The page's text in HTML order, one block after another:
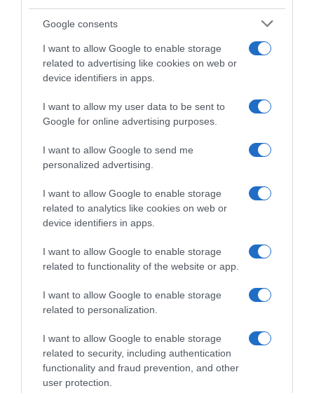
Google consents
I want to allow Google to enable storage
related to advertising like cookies on web or
device identifiers in apps.
I want to allow my user data to be sent to
Google for online advertising purposes.
I want to allow Google to send me
personalized advertising.
I want to allow Google to enable storage
related to analytics like cookies on web or
device identifiers in apps.
I want to allow Google to enable storage
related to functionality of the website or app.
I want to allow Google to enable storage
related to personalization.
I want to allow Google to enable storage
related to security, including authentication
functionality and fraud prevention, and other
user protection.
CHI SIAMO
Dalla tv, alla brace. RicetteInTv.com nasce dall'idea di
raccogliere le follie culinarie di chef navigati e cuochi
improvvisati, che preferiscono gli studi televisivi alle cucine di
un ristorante...continua...
Chi Siamo | Contatti
Cookie
Privacy
Ricette in Tv - P.IVA 02821290349